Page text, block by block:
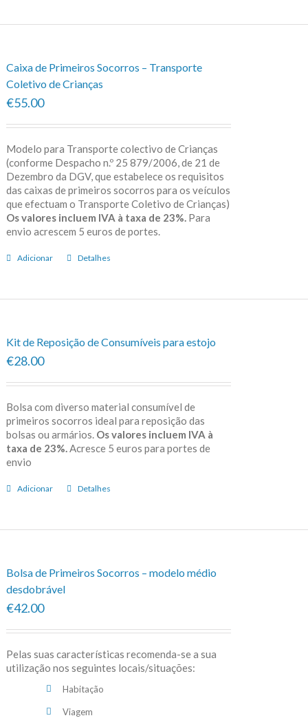
Caixa de Primeiros Socorros – Transporte
Coletivo de Crianças
€55.00
Modelo para Transporte colectivo de Crianças
(conforme Despacho n.º 25 879/2006, de 21 de
Dezembro da DGV, que estabelece os requisitos
das caixas de primeiros socorros para os veículos
que efectuam o Transporte Coletivo de Crianças)
Os valores incluem IVA à taxa de 23%. Para
envio acrescem 5 euros de portes.
Adicionar Detalhes
Kit de Reposição de Consumíveis para estojo
€28.00
Bolsa com diverso material consumível de
primeiros socorros ideal para reposição das
bolsas ou armários. Os valores incluem IVA à
taxa de 23%. Acresce 5 euros para portes de
envio
Adicionar Detalhes
Bolsa de Primeiros Socorros – modelo médio
desdobrável
€42.00
Pelas suas características recomenda-se a sua
utilização nos seguintes locais/situações:
Habitação
Viagem